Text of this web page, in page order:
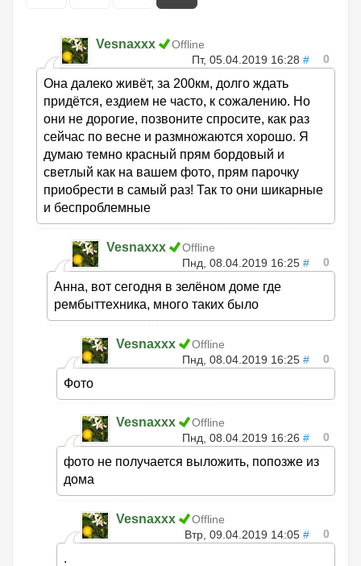
Vesnaxxx
Offline
Пт, 05.04.2019 16:28 # 0
Она далеко живёт, за 200км, долго ждать
придётся, ездием не часто, к сожалению. Но
они не дорогие, позвоните спросите, как раз
сейчас по весне и размножаются хорошо. Я
думаю темно красный прям бордовый и
светлый как на вашем фото, прям парочку
приобрести в самый раз! Так то они шикарные
и беспроблемные
Vesnaxxx
Offline
Пнд, 08.04.2019 16:25 # 0
Анна, вот сегодня в зелёном доме где
рембыттехника, много таких было
Vesnaxxx
Offline
Пнд, 08.04.2019 16:25 # 0
Фото
Vesnaxxx
Offline
Пнд, 08.04.2019 16:26 # 0
фото не получается выложить, попозже из
дома
Vesnaxxx
Offline
Втр, 09.04.2019 14:05 # 0
.